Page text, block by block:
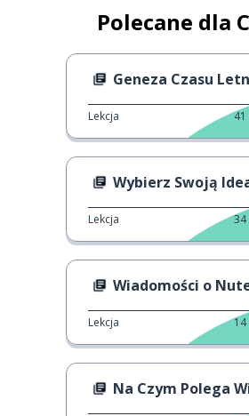
Polecane dla
Geneza Czasu
Lekcja 41
Wybierz Swoją Idealną
Lekcja 34
Wiadomości o
Lekcja 14
Na Czym Polega